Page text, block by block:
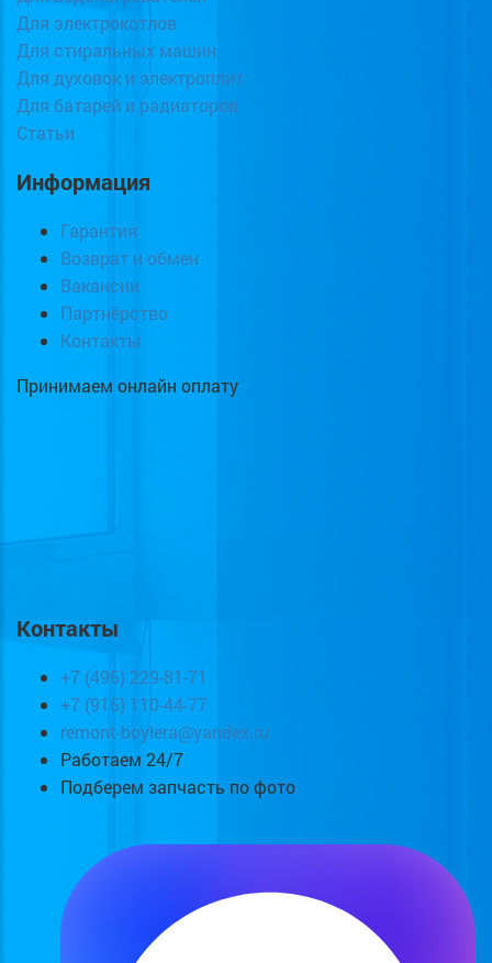
Для электрокотлов
Для стиральных машин
Для духовок и электроплит
Для батарей и радиаторов
Статьи
Информация
Гарантия
Возврат и обмен
Вакансии
Партнёрство
Контакты
Принимаем онлайн оплату
Контакты
+7 (495) 229-81-71
+7 (915) 110-44-77
remont-boylera@yandex.ru
Работаем 24/7
Подберем запчасть по фото